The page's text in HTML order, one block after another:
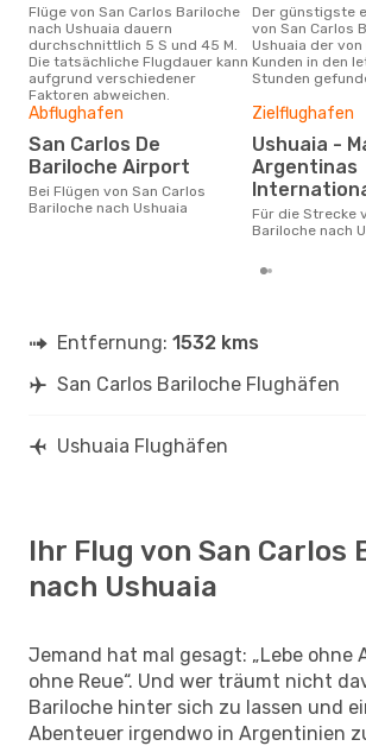
Flüge von San Carlos Bariloche
nach Ushuaia dauern
durchschnittlich 5 S und 45 M.
Die tatsächliche Flugdauer kann
aufgrund verschiedener
Faktoren abweichen.
Der günstigste einfache Flug
von San Carlos
Ushuaia der von
Kunden in den
Stunden
Abflughafen
San Carlos De
Bariloche Airport
Bei Flügen von San Carlos
Bariloche nach Ushuaia
Zielflughafen
Ushuaia - Malvinas
Argentinas
Für die Strecke von San Carlos
Bariloche nach
Entfernung: 1532 kms
San Carlos Bariloche Flughäfen
Ushuaia Flughäfen
Ihr Flug von San Carlos
nach Ushuaia
Jemand hat mal gesagt: „Lebe ohne
ohne Reue“. Und wer träumt nicht
Bariloche hinter sich zu lassen und
Abenteuer irgendwo in Argentinien